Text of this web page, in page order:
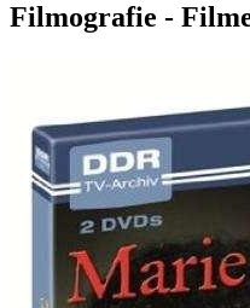
Filmografie -